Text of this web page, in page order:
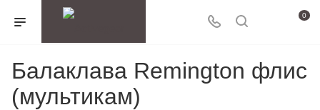
0
Балаклава Remington флис
(мультикам)